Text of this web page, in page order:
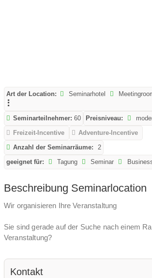
Art der Location: Seminarhotel
Seminarteilnehmer: 60 Preisniveau:
Freizeit-Incentive
Adventure-Incentive
Anzahl der Seminarräume:
2
geeignet für:
Tagung Seminar
Beschreibung Seminarlocation
Wir organisieren Ihre Veranstaltung
Sie sind gerade auf der Suche nach einem
Veranstaltung?
Unser Veranstaltungsraum in unserem
unzählige Möglichkeiten.
Kontakt